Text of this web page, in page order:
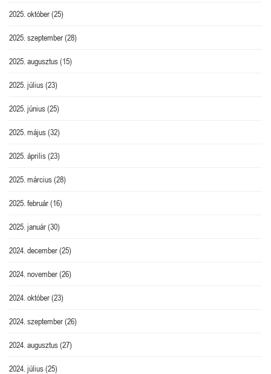
2025. október(25)
2025. szeptember(28)
2025. augusztus(15)
2025. július(23)
2025. június(25)
2025. május(32)
2025. április(23)
2025. március(28)
2025. február(16)
2025. január(30)
2024. december(25)
2024. november(26)
2024. október(23)
2024. szeptember(26)
2024. augusztus(27)
2024. július(25)